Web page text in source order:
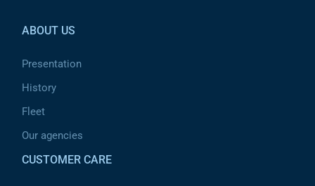
ABOUT US
Presentation
History
Fleet
Our agencies
CUSTOMER CARE